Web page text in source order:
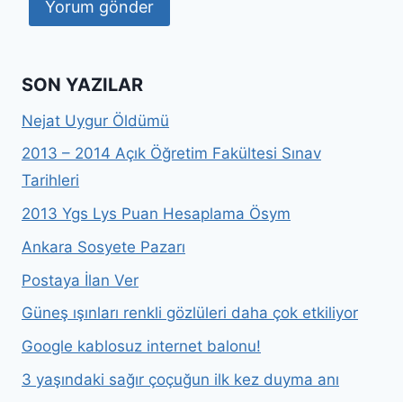
SON YAZILAR
Nejat Uygur Öldümü
2013 – 2014 Açık Öğretim Fakültesi Sınav
Tarihleri
2013 Ygs Lys Puan Hesaplama Ösym
Ankara Sosyete Pazarı
Postaya İlan Ver
Güneş ışınları renkli gözlüleri daha çok etkiliyor
Google kablosuz internet balonu!
3 yaşındaki sağır çoçuğun ilk kez duyma anı